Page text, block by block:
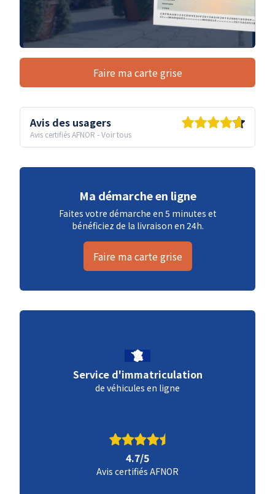
Faire ma carte grise
Avis des usagers
Avis certifiés AFNOR -Voir tous
Ma démarche en ligne
Faites votre démarche en 5 minutes et
bénéficiez de la livraison en 24h.
Faire ma carte grise
Service d'immatriculation
de véhicules en ligne
4.7/5
Avis certifiés AFNOR